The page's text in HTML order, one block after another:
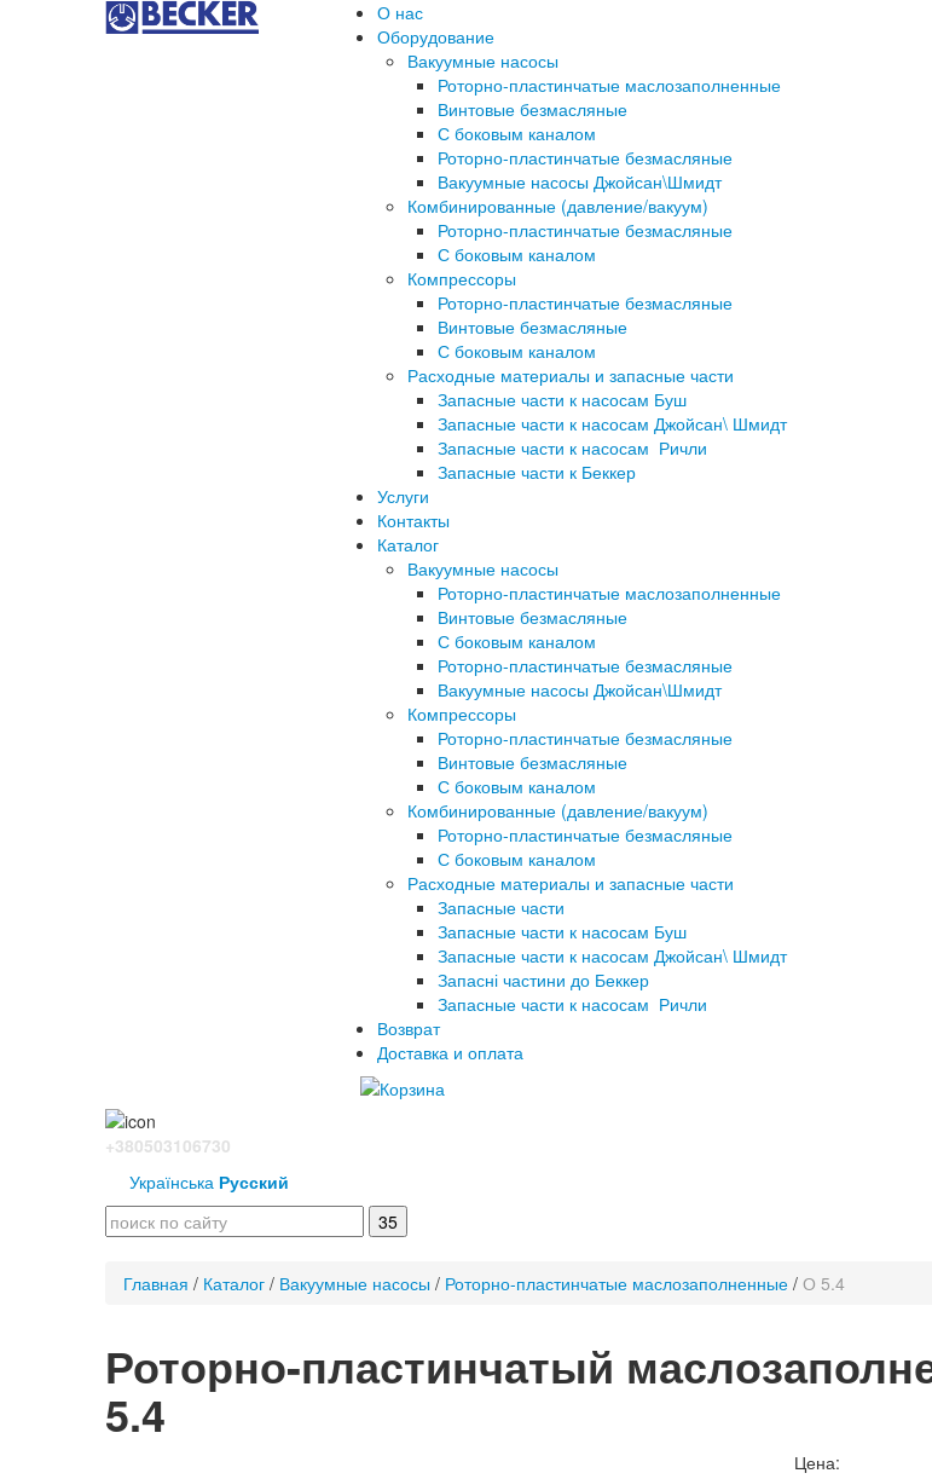
О нас
Оборудование
Вакуумные насосы
Роторно-пластинчатые маслозаполненные
Винтовые безмасляные
С боковым каналом
Роторно-пластинчатые безмасляные
Вакуумные насосы Джойсан\Шмидт
Комбинированные (давление/вакуум)
Роторно-пластинчатые безмасляные
С боковым каналом
Компрессоры
Роторно-пластинчатые безмасляные
Винтовые безмасляные
С боковым каналом
Расходные материалы и запасные части
Запасные части к насосам Буш
Запасные части к насосам Джойсан\ Шмидт
Запасные части к насосам Ричли
Запасные части к Беккер
Услуги
Контакты
Каталог
Вакуумные насосы
Роторно-пластинчатые маслозаполненные
Винтовые безмасляные
С боковым каналом
Роторно-пластинчатые безмасляные
Вакуумные насосы Джойсан\Шмидт
Компрессоры
Роторно-пластинчатые безмасляные
Винтовые безмасляные
С боковым каналом
Комбинированные (давление/вакуум)
Роторно-пластинчатые безмасляные
С боковым каналом
Расходные материалы и запасные части
Запасные части
Запасные части к насосам Буш
Запасные части к насосам Джойсан\ Шмидт
Запасні частини до Беккер
Запасные части к насосам Ричли
Возврат
Доставка и оплата
+380503106730
Українська Русский
Главная / Каталог / Вакуумные насосы / Роторно-пластинчатые маслозаполненные / О 5.4
Роторно-пластинчатый
5.4
Цена: